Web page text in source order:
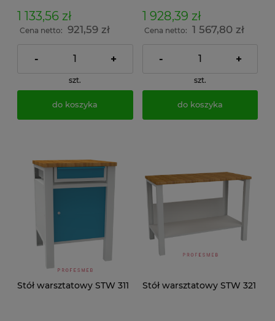
1 133,56 zł
Cena netto: 921,59 zł
- +
szt.
do koszyka
1 928,39 zł
Cena netto: 1 567,80 zł
- +
szt.
do koszyka
Stół warsztatowy STW 311 Stół warsztatowy STW 321